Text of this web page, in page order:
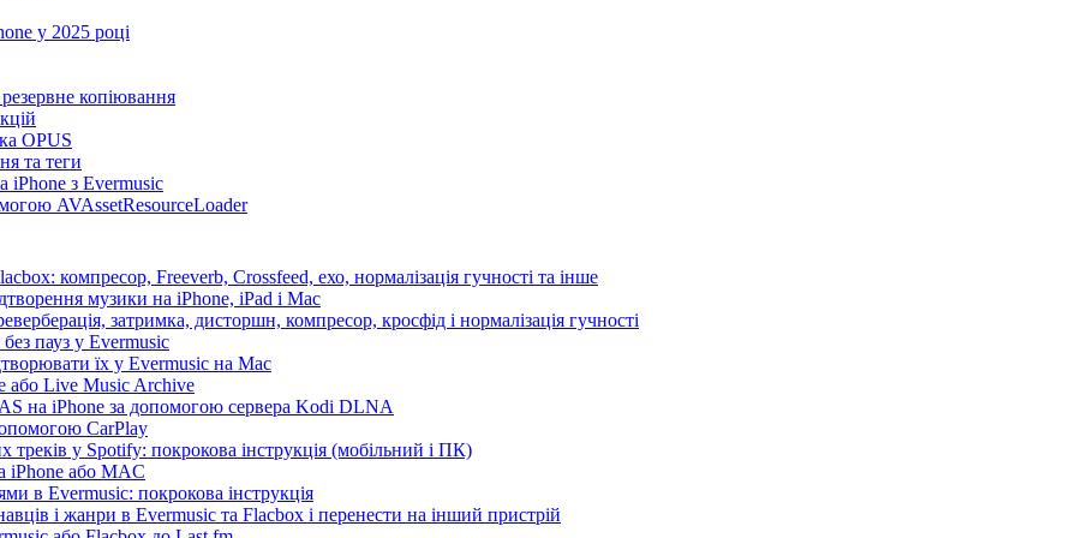
у 2025 році
копіювання
OPUS
та теги
iPhone з Evermusic
AVAssetResourceLoader
компресор, Freeverb, Crossfeed, ехо, нормалізація гучності та інше
музики на iPhone, iPad і Mac
затримка, дисторшн, компресор, кросфід і нормалізація гучності
пауз у Evermusic
їх у Evermusic на Mac
або Live Music Archive
на iPhone за допомогою сервера Kodi DLNA
CarPlay
у Spotify: покрокова інструкція (мобільний і ПК)
iPhone або MAC
в Evermusic: покрокова інструкція
і жанри в Evermusic та Flacbox і перенести на інший пристрій